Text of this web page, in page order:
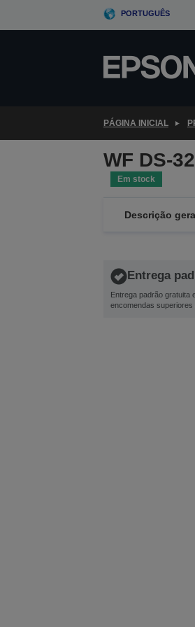
PORTUGUÊS
PÁGINA INICIAL
WF DS-
Em stock
Descrição
Entrega
Entrega padrão gratuita
encomendas superiores